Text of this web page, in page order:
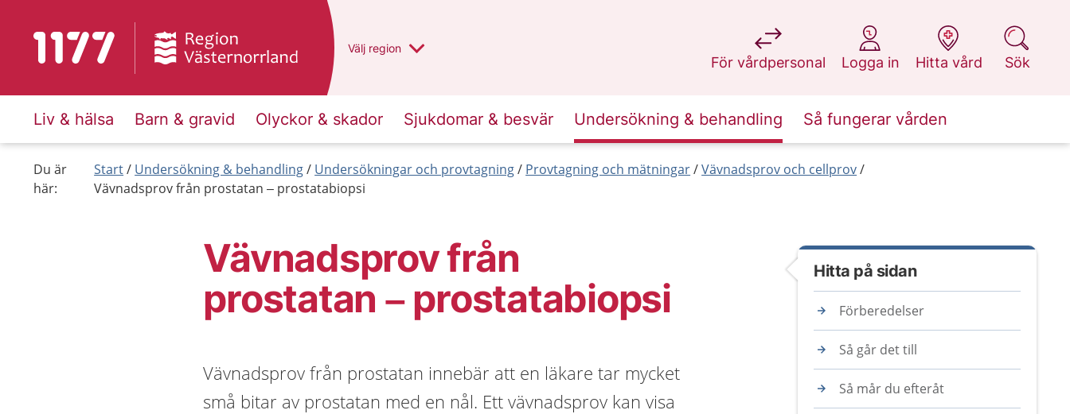
Till startsidan för 1177 Du har valt region
Välj en annan
region
För vårdpersonal
på 1177.se
Logga in
på 1177.se
Hitta vård
på 1177.se
Sök
på 1177.se
Liv & hälsa Barn & gravid Olyckor & skador Sjukdomar & besvär Undersökning & behandling Så fungerar vården
Du är
här:
Start Undersökning & behandling Undersökningar och provtagning Provtagning och mätningar
Vävnadsprov och cellprov
Vävnadsprov från prostatan – prostatabiopsi
Vävnadsprov från
prostatan – prostatabiopsi
Vävnadsprov från prostatan innebär att en läkare tar mycket
små bitar av prostatan med en nål. Ett vävnadsprov kan visa
Hitta på sidan
Förberedelser
Så går det till
Så mår du efteråt